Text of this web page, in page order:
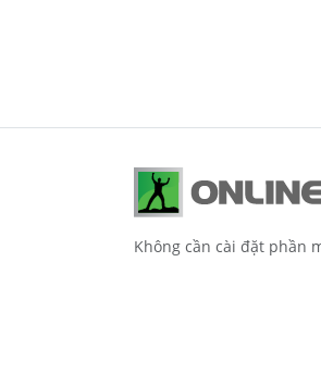
Không cần cài đặt phần